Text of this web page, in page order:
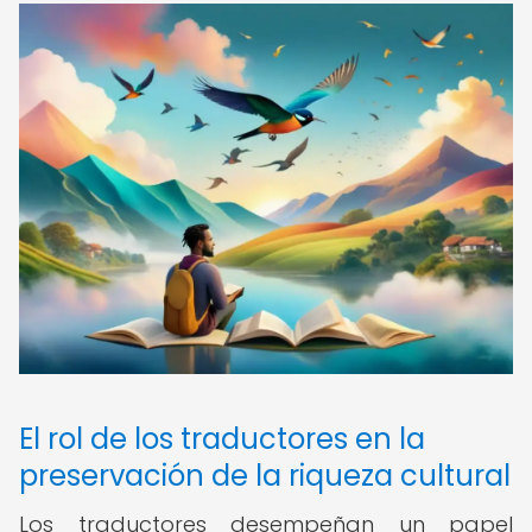
El rol de los traductores en la
preservación de la riqueza cultural
Los traductores desempeñan un papel